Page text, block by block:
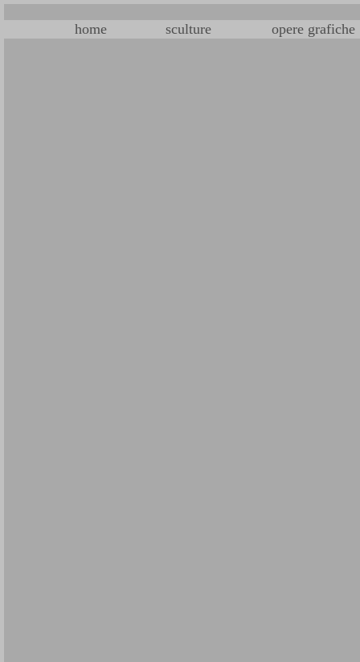
home sculture opere grafiche